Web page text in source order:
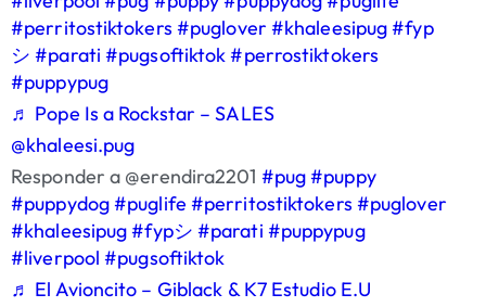
#perritostiktokers #puglover #khaleesipug#fyp
シ #parati #pugsoftiktok#perrostiktokers
#puppypug
♬ Pope Is a Rockstar – SALES
@khaleesi.pug
Responder a @erendira2201 #pug#puppy
#puppydog#puglife #perritostiktokers #puglover
#khaleesipug#fypシ #parati #puppypug
#liverpool #pugsoftiktok
♬ El Avioncito – Giblack & K7 Estudio E.U